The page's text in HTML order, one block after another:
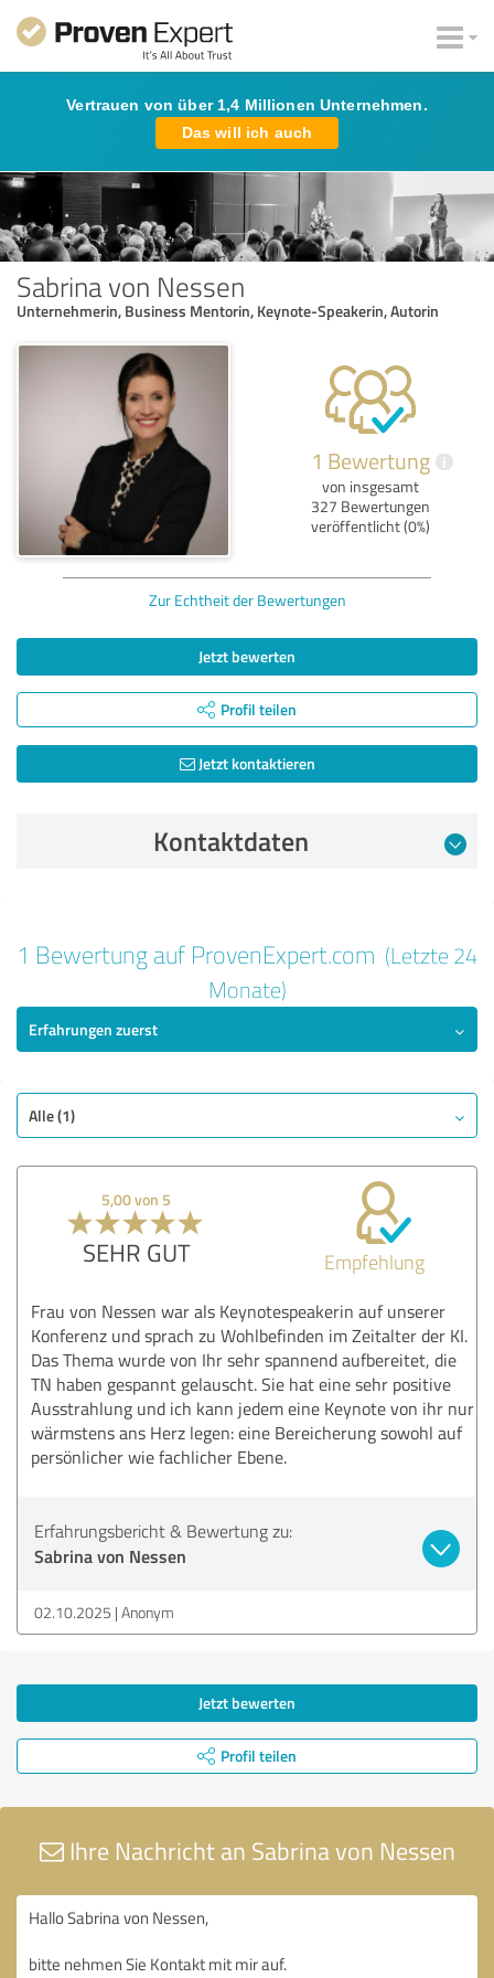
Vertrauen von über 1,4 Millionen Unternehmen.
Das will ich auch
Sabrina von Nessen
Unternehmerin, Business Mentorin, Keynote-Speakerin, Autorin
1 Bewertung i
von insgesamt
327 Bewertungen
veröffentlicht (0%)
Zur Echtheit der Bewertungen
Jetzt bewerten
Profil teilen
Jetzt kontaktieren
Kontaktdaten
Bewertung vom 02.10.2025
SEHR GUT Empfehlung
Qualität
Nutzen
Bewertung anzeigen
1 Bewertung auf ProvenExpert.com (Letzte 24
Monate)
Erfahrungen zuerst
Alle (1)
5,00 von 5
SEHR GUT Empfehlung
Frau von Nessen war als Keynotespeakerin auf unserer
Konferenz und sprach zu Wohlbefinden im Zeitalter der KI.
Das Thema wurde von Ihr sehr spannend aufbereitet, die
TN haben gespannt gelauscht. Sie hat eine sehr positive
Ausstrahlung und ich kann jedem eine Keynote von ihr nur
wärmstens ans Herz legen: eine Bereicherung sowohl auf
persönlicher wie fachlicher Ebene.
Erfahrungsbericht & Bewertung zu:
Sabrina von Nessen
02.10.2025 Anonym
Jetzt bewerten
Profil teilen
Ihre Nachricht an Sabrina von Nessen